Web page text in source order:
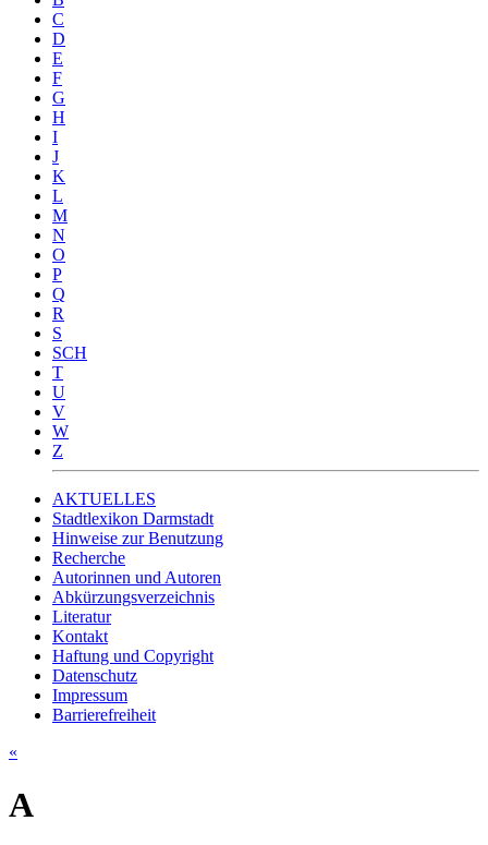
C
D
E
F
G
H
I
J
K
L
M
N
O
P
Q
R
S
SCH
T
U
V
W
Z
AKTUELLES
Stadtlexikon Darmstadt
Hinweise zur Benutzung
Recherche
Autorinnen und Autoren
Abkürzungsverzeichnis
Literatur
Kontakt
Haftung und Copyright
Datenschutz
Impressum
Barrierefreiheit
«
A